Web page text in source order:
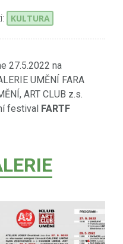
KULTURA
27.5.2022 na
UMĚNÍ FARA
ART CLUB z.s.
festival FARTF